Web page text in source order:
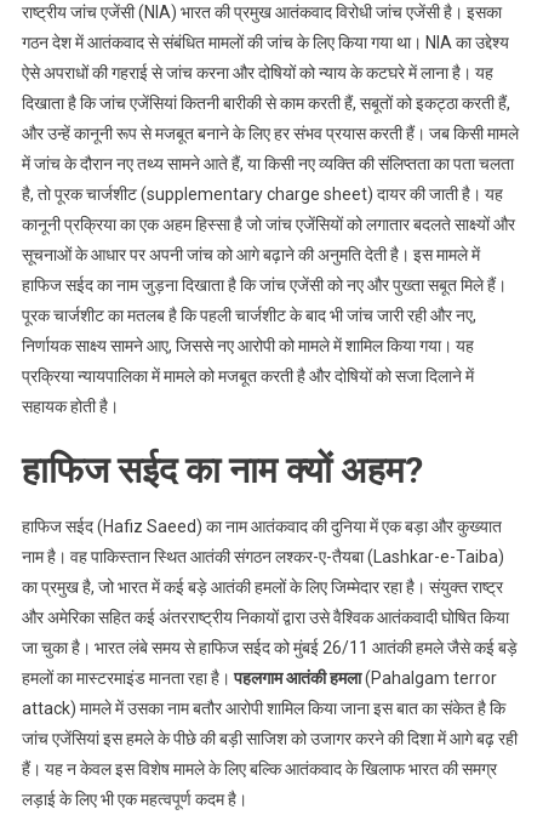
राष्ट्रीय जांच एजेंसी (NIA) भारत की प्रमुख आतंकवाद विरोधी जांच एजेंसी है। इसका
गठन देश में आतंकवाद से संबंधित मामलों की जांच के लिए किया गया था। NIA का उद्देश्य
ऐसे अपराधों की गहराई से जांच करना और दोषियों को न्याय के कटघरे में लाना है। यह
दिखाता है कि जांच एजेंसियां कितनी बारीकी से काम करती हैं, सबूतों को इकट्ठा करती हैं,
और उन्हें कानूनी रूप से मजबूत बनाने के लिए हर संभव प्रयास करती हैं। जब किसी मामले
में जांच के दौरान नए तथ्य सामने आते हैं, या किसी नए व्यक्ति की संलिप्तता का पता चलता
है, तो पूरक चार्जशीट (supplementary charge sheet) दायर की जाती है। यह
कानूनी प्रक्रिया का एक अहम हिस्सा है जो जांच एजेंसियों को लगातार बदलते साक्ष्यों और
सूचनाओं के आधार पर अपनी जांच को आगे बढ़ाने की अनुमति देती है। इस मामले में
हाफिज सईद का नाम जुड़ना दिखाता है कि जांच एजेंसी को नए और पुख्ता सबूत मिले हैं।
पूरक चार्जशीट का मतलब है कि पहली चार्जशीट के बाद भी जांच जारी रही और नए,
निर्णायक साक्ष्य सामने आए, जिससे नए आरोपी को मामले में शामिल किया गया। यह
प्रक्रिया न्यायपालिका में मामले को मजबूत करती है और दोषियों को सजा दिलाने में
सहायक होती है।
हाफिज सईद का नाम क्यों अहम?
हाफिज सईद (Hafiz Saeed) का नाम आतंकवाद की दुनिया में एक बड़ा और कुख्यात
नाम है। वह पाकिस्तान स्थित आतंकी संगठन लश्कर-ए-तैयबा (Lashkar-e-Taiba)
का प्रमुख है, जो भारत में कई बड़े आतंकी हमलों के लिए जिम्मेदार रहा है। संयुक्त राष्ट्र
और अमेरिका सहित कई अंतरराष्ट्रीय निकायों द्वारा उसे वैश्विक आतंकवादी घोषित किया
जा चुका है। भारत लंबे समय से हाफिज सईद को मुंबई 26/11 आतंकी हमले जैसे कई बड़े
हमलों का मास्टरमाइंड मानता रहा है।पहलगाम आतंकी हमला(Pahalgam terror
attack) मामले में उसका नाम बतौर आरोपी शामिल किया जाना इस बात का संकेत है कि
जांच एजेंसियां इस हमले के पीछे की बड़ी साजिश को उजागर करने की दिशा में आगे बढ़ रही
हैं। यह न केवल इस विशेष मामले के लिए बल्कि आतंकवाद के खिलाफ भारत की समग्र
लड़ाई के लिए भी एक महत्वपूर्ण कदम है।